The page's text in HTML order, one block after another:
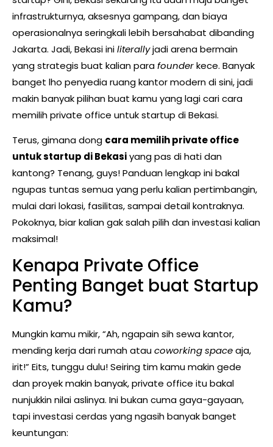
infrastrukturnya, aksesnya gampang, dan biaya
operasionalnya seringkali lebih bersahabat dibanding
Jakarta. Jadi, Bekasi iniliterallyjadi arena bermain
yang strategis buat kalian parafounderkece. Banyak
banget lho penyedia ruang kantor modern di sini, jadi
makin banyak pilihan buat kamu yang lagi cari cara
memilih private office untuk startup di Bekasi.
Terus, gimana dong cara memilih private office
untuk startup di Bekasiyang pas di hati dan
kantong? Tenang, guys! Panduan lengkap ini bakal
ngupas tuntas semua yang perlu kalian pertimbangin,
mulai dari lokasi, fasilitas, sampai detail kontraknya.
Pokoknya, biar kalian gak salah pilih dan investasi kalian
maksimal!
Kenapa Private Office
Penting Banget buat Startup
Kamu?
Mungkin kamu mikir, “Ah, ngapain sih sewa kantor,
mending kerja dari rumah ataucoworking spaceaja,
irit!” Eits, tunggu dulu! Seiring tim kamu makin gede
dan proyek makin banyak, private office itu bakal
nunjukkin nilai aslinya. Ini bukan cuma gaya-gayaan,
tapi investasi cerdas yang ngasih banyak banget
keuntungan: